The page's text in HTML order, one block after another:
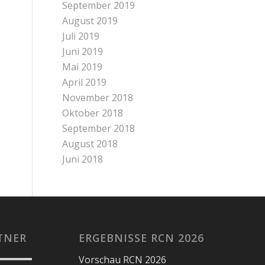
September 2019
August 2019
Juli 2019
Juni 2019
Mai 2019
April 2019
November 2018
Oktober 2018
September 2018
August 2018
Juni 2018
ERGEBNISSE RCN 2026
Vorschau RCN 2026